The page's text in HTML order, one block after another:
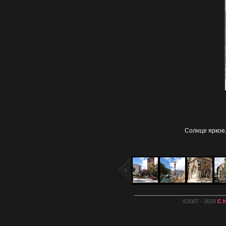
Солнце
©2007 - 2026 С